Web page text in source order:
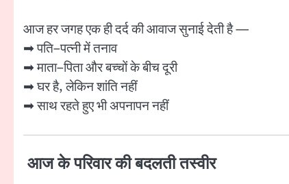
आज हर जगह एक ही दर्द की आवाज सुनाई देती है —
➡ पति–पत्नी में तनाव
➡ माता–पिता और बच्चों के बीच दूरी
➡ घर है, लेकिन शांति नहीं
➡ साथ रहते हुए भी अपनापन नहीं
आज के परिवार की बदलती तस्वीर